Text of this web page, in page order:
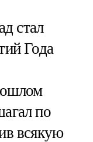
стал
Года
по
всякую